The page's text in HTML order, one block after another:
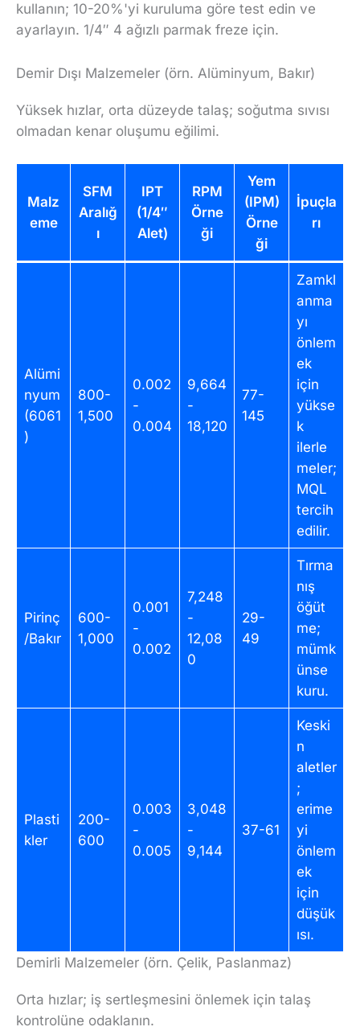
kullanın; 10-20%'yi kuruluma göre test edin ve
ayarlayın. 1/4″ 4 ağızlı parmak freze için.
Demir Dışı Malzemeler (örn. Alüminyum, Bakır)
Yüksek hızlar, orta düzeyde talaş; soğutma sıvısı
olmadan kenar oluşumu eğilimi.
Malz
eme
SFM
Aralığ
ı
IPT
(1/4″
Alet)
RPM
Örne
ği
Yem
(IPM)
Örne
ği
İpuçla
rı
Alümi
nyum
(6061
)
800-
1,500
0.002
-
0.004
9,664
-
18,120
77-
145
Zamkl
anma
yı
önlem
ek
için
yükse
k
ilerle
meler;
MQL
tercih
edilir.
Pirinç
/Bakır
600-
1,000
0.001
-
0.002
7,248
-
12,08
0
29-
49
Tırma
nış
öğüt
me;
mümk
ünse
kuru.
Plasti
kler
200-
600
0.003
-
0.005
3,048
-
9,144
37-61
Keski
n
aletler
;
erime
yi
önlem
ek
için
düşük
ısı.
Demirli Malzemeler (örn. Çelik, Paslanmaz)
Orta hızlar; iş sertleşmesini önlemek için talaş
kontrolüne odaklanın.